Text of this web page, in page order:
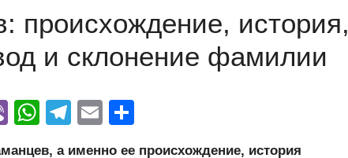
происхождение, история,
и склонение фамилии
Vi
W
T
E
а именно ее происхождение, история